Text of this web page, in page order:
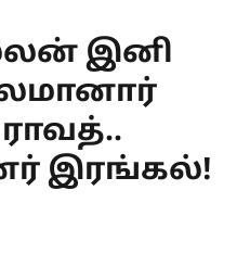
இனி
ராவத்..
இரங்கல்!